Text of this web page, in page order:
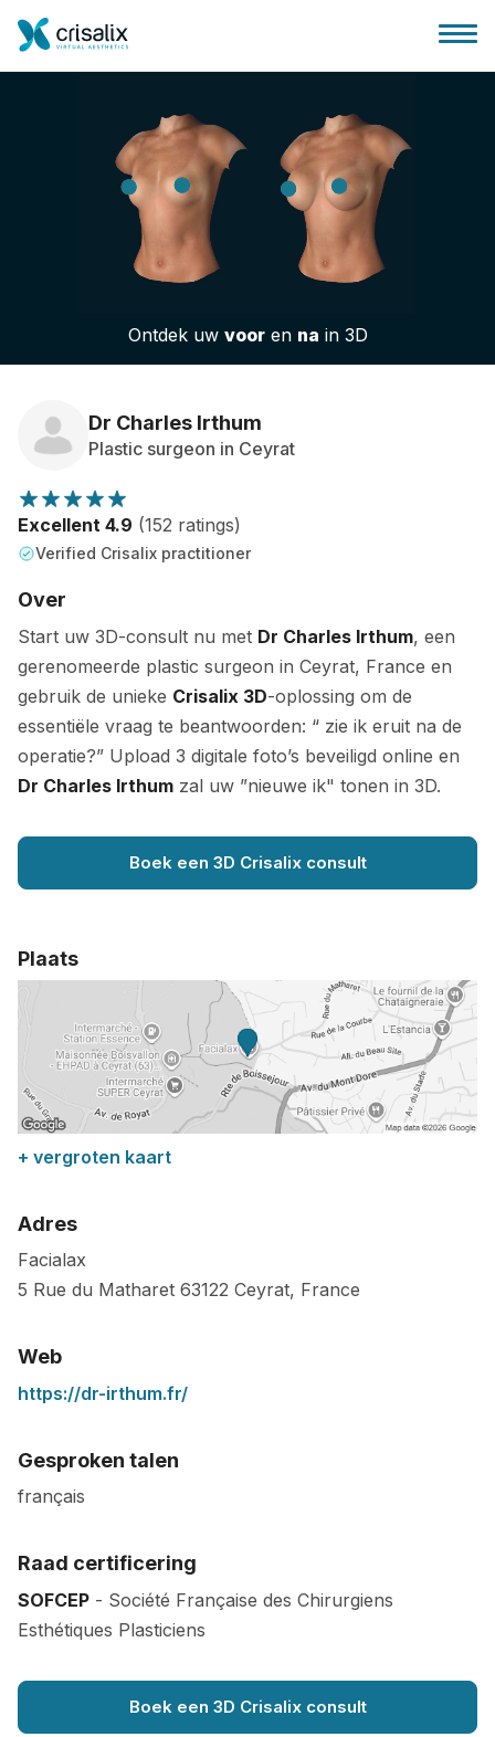
Huis chirurg
3D business platform
Patiëntrecensies
Ontdek uw vooren na in 3D
Dr Charles Irthum
Plastic surgeon in Ceyrat
Excellent 4.9 (152 ratings)
Verified Crisalix practitioner
Over
Start uw 3D-consult nu met Dr Charles Irthum, een
gerenomeerde plastic surgeon in Ceyrat, France en
gebruik de unieke Crisalix 3D-oplossing om de
essentiële vraag te beantwoorden: “ zie ik eruit na de
operatie?” Upload 3 digitale foto’s beveiligd online en
Dr Charles Irthum zal uw ”nieuwe ik" tonen in 3D.
Boek een 3D Crisalix consult
Plaats
+ vergroten kaart
Adres
Facialax
5 Rue du Matharet 63122 Ceyrat, France
Web
https://dr-irthum.fr/
Gesproken talen
français
Raad certificering
SOFCEP - Société Française des Chirurgiens
Esthétiques Plasticiens
Boek een 3D Crisalix consult